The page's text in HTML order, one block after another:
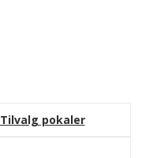
Tilvalg pokaler